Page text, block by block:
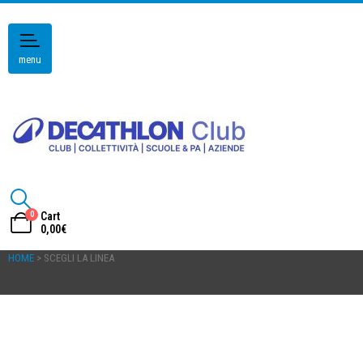
menu
0
Cart
0,00€
HOME > SCEGLI LA LINEA